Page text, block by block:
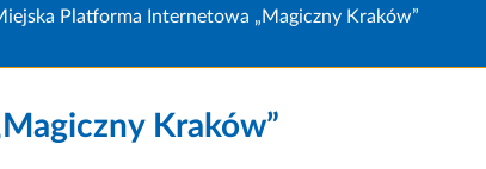
Platforma Internetowa „Magiczny Kraków”
Kraków”